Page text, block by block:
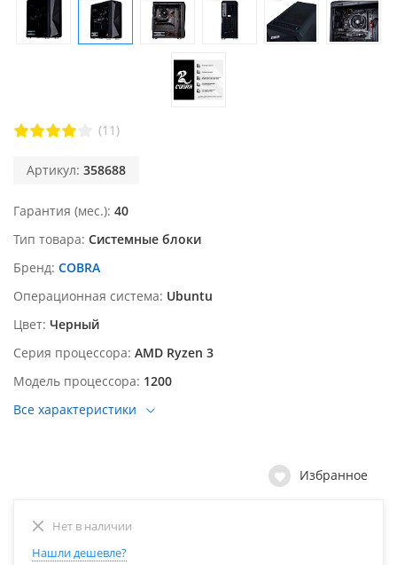
(11)
Артикул: 358688
Гарантия (мес.) 40
Тип товара Системные блоки
Бренд COBRA
Операционная система Ubuntu
Цвет Черный
Серия процессора AMD Ryzen 3
Модель процессора 1200
Все характеристики
Избранное
Нет в наличии
Нашли дешевле?